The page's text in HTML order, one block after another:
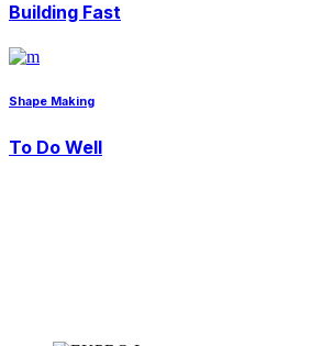
Building Fast
Shape Making
To Do Well